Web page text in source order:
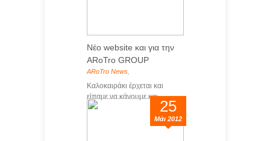
Νέο website και για την
ARoTro GROUP
ARoTro News
Καλοκαιράκι έρχεται και
είπαμε να κάνουμε και ...
25
Μάι 2012